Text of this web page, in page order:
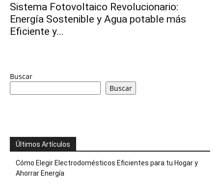
economia.
Sistema Fotovoltaico Revolucionario:
Energía Sostenible y Agua potable más
Eficiente y...
Buscar
Buscar
Últimos Artículos
Cómo Elegir Electrodomésticos Eficientes para tu Hogar y
Ahorrar Energía